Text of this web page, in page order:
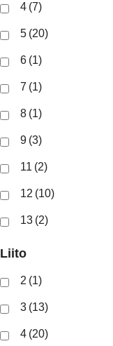
4 (7)
5 (20)
6 (1)
7 (1)
8 (1)
9 (3)
11 (2)
12 (10)
13 (2)
Liito
2 (1)
3 (13)
4 (20)